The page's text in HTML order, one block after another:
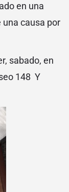
en una
causa por
sabado, en
148 Y